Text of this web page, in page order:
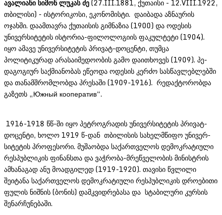
ავალიანისიმონლუკასძე(27.III.1881, ქუთაისი - 12.VIII.1922,
თბილისი) - ისტორიკოსი, ეკონომისტი. დაიბა­და აზ­ნა­ურის
ოჯახში. დაამთავრა ქუ­თაისის გიმნაზია (1900) და ოდესის
უნივერსი­ტე­­ტის ის­ტო­რია-ფილოლოგიის ფაკულტეტი (1904).
იყო ამავე უნივერსიტეტის პრი­ვატ-დო­ცე­ნ­ტი, თუ­მცა
პოლიტიკურად არასაიმედოობის გამო დაითხოვეს (1909). პე­
დაგ­ო­გი­ურ საქ­მი­ა­ნობას ეწეოდა ოდესის კერძო სასწავლებლებში
და თანამშ­რომლობ­და პრესაში (1909-1916). რედაქტორობდა
გაზეთს „Южный кооператив“.
1916-1918 წწ-ში იყო პეტრო­გ­რადის უნი­ვე­რსიტეტის პრივატ-
დო­ცე­ნ­ტი, ხოლო 1919 წ-დან თბილისის სახელმწიფო უნივერ­
სიტეტის პროფესორი. მუშაობდა საქართველოს დემოკრატიუ­ლი
რესპუბლიკის ფინანსთა და ვაჭრობა-მრეწველობის მინისტრის
ამხანაგად ანუ მოადგილედ (1919-1920). თავისი წვლილი
შეიტანა საქართველოს დემოკრატიული რესპუბლიკის დროებითი
ფულის ნიშნის (ბო­ნის) დამკ­ვი­დ­რებასა და სტაბილური კურსის
შენარჩუნებაში.